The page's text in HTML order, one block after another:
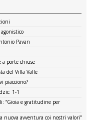
Pavan
a porte chiuse
del Villa Valle
piacciono?
1-1
“Gioia e gratitudine per
nuova avventura coi nostri valori”